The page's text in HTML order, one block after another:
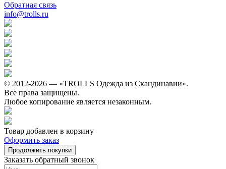
Обратная связь
info@trolls.ru
© 2012-2026 — «TROLLS Одежда из Скандинавии».
Все права защищены.
Любое копирование является незаконным.
Товар добавлен в корзину
Оформить заказ
Продолжить покупки
Заказать обратный звонок